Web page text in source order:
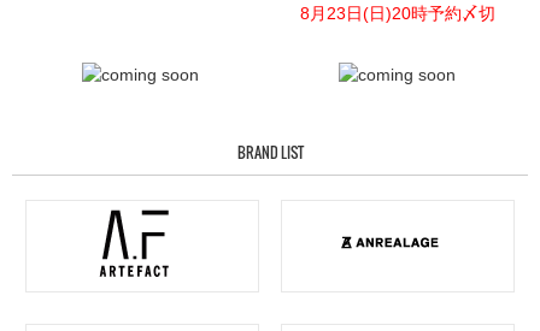
8月23日(日)20時予約〆切
BRAND LIST